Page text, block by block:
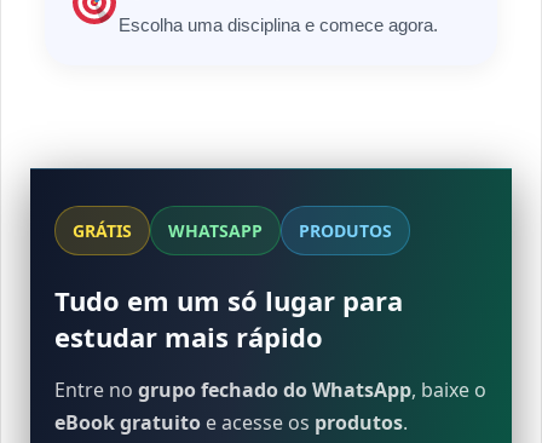
Escolha uma disciplina e comece agora.
GRÁTIS WHATSAPP PRODUTOS
Tudo em um só lugar para
estudar mais rápido
Entre no grupo fechado do WhatsApp, baixe o
eBook gratuito e acesse os produtos.